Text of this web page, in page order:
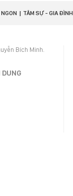
TÂM SỰ - GIA ĐÌNH
Bích Minh.
DUNG